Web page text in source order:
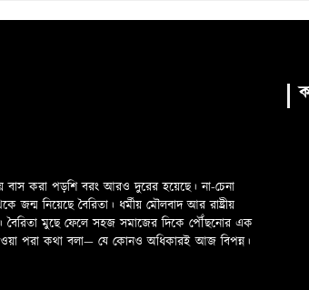
বাস করা পড়শি বরং আরও দুরের হয়েছে। না-চেনা
নিয়েছে বৈরিতা। ধর্মীয় মৌলবাদ আর রাষ্ট্রীয়
বৈরিতা মুছে ফেলে সহজ সমাজের দিকে পৌঁছনোর এক
পরা কথা বলা—­­ যে কোনও অধিকারই আজ বিপন্ন।